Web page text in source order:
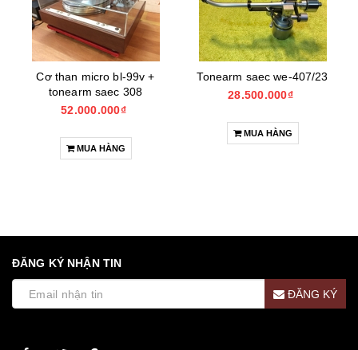
Cơ than micro bl-99v +
tonearm saec 308
52.000.000₫
MUA HÀNG
Tonearm saec we-407/23
28.500.000₫
MUA HÀNG
ĐĂNG KÝ NHẬN TIN
ĐĂNG KÝ